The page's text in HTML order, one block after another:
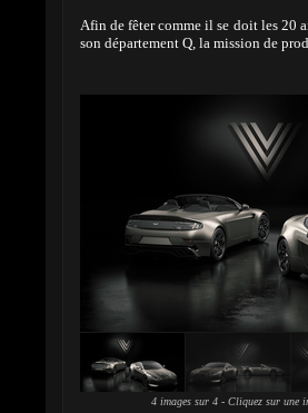
Afin de fêter comme il se doit les 20
son département Q, la mission de
4 images sur 4 - Cliquez sur une